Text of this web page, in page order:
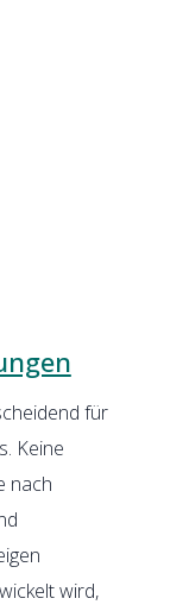
für
Keine
nach
wird,